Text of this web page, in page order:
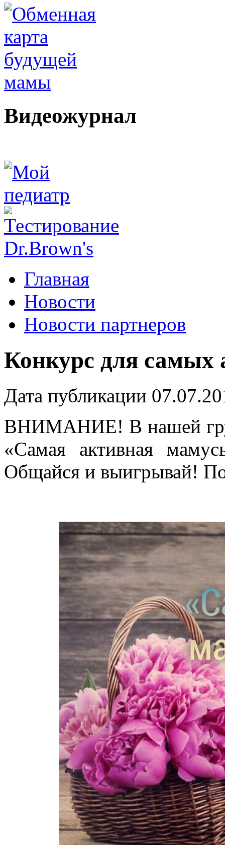
Видеожурнал
Главная
Новости
Новости партнеров
Конкурс для самых
Дата публикации
ВНИМАНИЕ! В нашей
«Самая активная
Общайся и выигрывай!